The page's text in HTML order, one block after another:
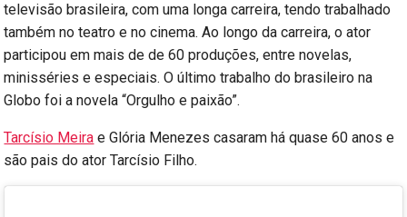
televisão brasileira, com uma longa carreira, tendo trabalhado
também no teatro e no cinema. Ao longo da carreira, o ator
participou em mais de de 60 produções, entre novelas,
minisséries e especiais. O último trabalho do brasileiro na
Globo foi a novela “Orgulho e paixão”.
Tarcísio Meira e Glória Menezes casaram há quase 60 anos e
são pais do ator Tarcísio Filho.